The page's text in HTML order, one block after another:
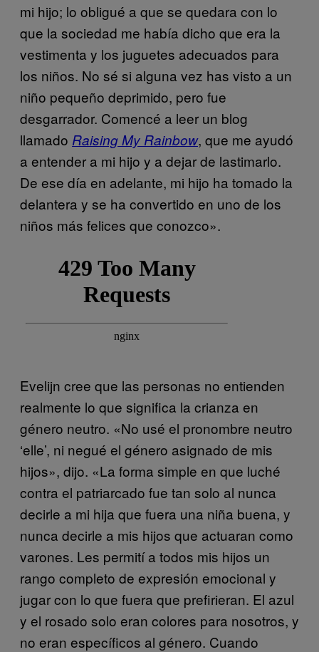
mi hijo; lo obligué a que se quedara con lo
que la sociedad me había dicho que era la
vestimenta y los juguetes adecuados para
los niños. No sé si alguna vez has visto a un
niño pequeño deprimido, pero fue
desgarrador. Comencé a leer un blog
llamado Raising My Rainbow, que me ayudó
a entender a mi hijo y a dejar de lastimarlo.
De ese día en adelante, mi hijo ha tomado la
delantera y se ha convertido en uno de los
niños más felices que conozco».
Evelijn cree que las personas no entienden
realmente lo que significa la crianza en
género neutro. «No usé el pronombre neutro
‘elle’, ni negué el género asignado de mis
hijos», dijo. «La forma simple en que luché
contra el patriarcado fue tan solo al nunca
decirle a mi hija que fuera una niña buena, y
nunca decirle a mis hijos que actuaran como
varones. Les permití a todos mis hijos un
rango completo de expresión emocional y
jugar con lo que fuera que prefirieran. El azul
y el rosado solo eran colores para nosotros, y
no eran específicos al género. Cuando